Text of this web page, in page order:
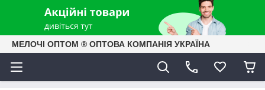
МЕЛОЧІ ОПТОМ ® ОПТОВА КОМПАНІЯ УКРАЇНА